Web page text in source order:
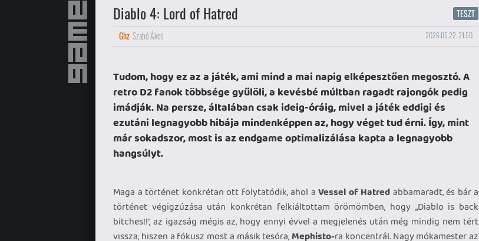
Diablo 4: Lord of Hatred
TESZT
Ghz Szabó Ákos 2026.05.22. 21:50
Tudom, hogy ez az a játék, ami mind a mai napig elképesztően megosztó. A
retro D2 fanok többsége gyűlöli, a kevésbé múltban ragadt rajongók pedig
imádják. Na persze, általában csak ideig-óráig, mivel a játék eddigi és
ezutáni legnagyobb hibája mindenképpen az, hogy véget tud érni. Így, mint
már sokadszor, most is az endgame optimalizálása kapta a legnagyobb
hangsúlyt.
Maga a történet konkrétan ott folytatódik, ahol a Vessel of Hatred abbamaradt, és bár a
történet végigzúzása után konkrétan felkiáltottam örömömben, hogy „Diablo is back
bitches!!”, az igazság mégis az, hogy ennyi évvel a megjelenés után még mindig nem tért
vissza, hiszen a fókusz most a másik tesóra, Mephisto-ra koncentrál. Nagy mókamester az